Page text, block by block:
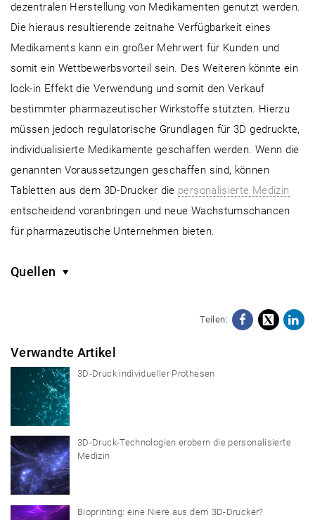
dezentralen Herstellung von Medikamenten genutzt werden.
Die hieraus resultierende zeitnahe Verfügbarkeit eines
Medikaments kann ein großer Mehrwert für Kunden und
somit ein Wettbewerbsvorteil sein. Des Weiteren könnte ein
lock-in Effekt die Verwendung und somit den Verkauf
bestimmter pharmazeutischer Wirkstoffe stützten. Hierzu
müssen jedoch regulatorische Grundlagen für 3D gedruckte,
individualisierte Medikamente geschaffen werden. Wenn die
genannten Voraussetzungen geschaffen sind, können
Tabletten aus dem 3D-Drucker die personalisierte Medizin
entscheidend voranbringen und neue Wachstumschancen
für pharmazeutische Unternehmen bieten.
Quellen
Teilen: X
Verwandte Artikel
3D-Druck individueller Prothesen
3D-Druck-Technologien erobern die personalisierte
Medizin
Bioprinting: eine Niere aus dem 3D-Drucker?